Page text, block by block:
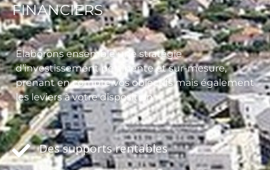
FINANCIERS
Elaborons ensemble une stratégie
d’investissement pertinente et sur-mesure,
prenant en compte vos objectifs mais également
les leviers à votre disposition
Des supports rentables